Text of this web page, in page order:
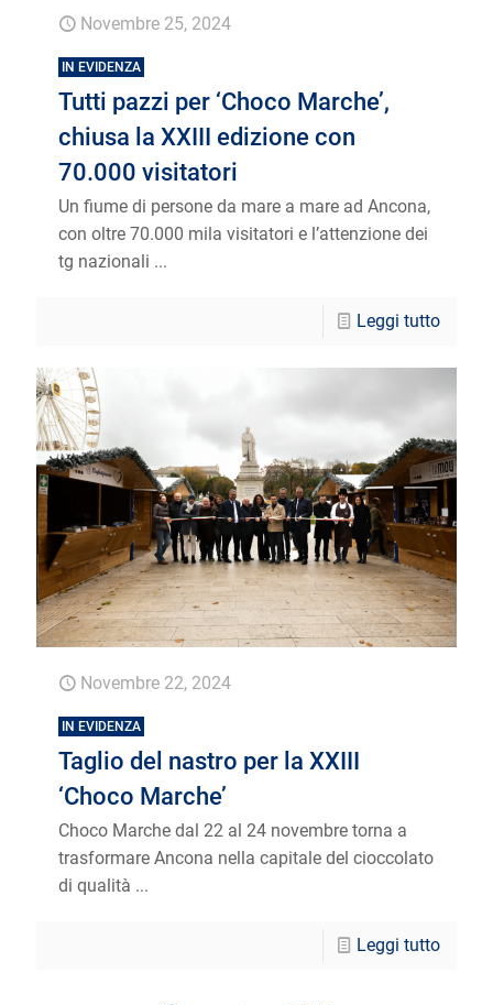
Novembre 25, 2024
IN EVIDENZA
Tutti pazzi per ‘Choco Marche’,
chiusa la XXIII edizione con
70.000 visitatori
Un fiume di persone da mare a mare ad Ancona,
con oltre 70.000 mila visitatori e l’attenzione dei
tg nazionali ...
Leggi tutto
Novembre 22, 2024
IN EVIDENZA
Taglio del nastro per la XXIII
‘Choco Marche’
Choco Marche dal 22 al 24 novembre torna a
trasformare Ancona nella capitale del cioccolato
di qualità ...
Leggi tutto